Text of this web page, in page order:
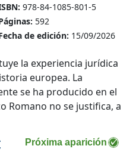
978-84-1085-801-5
592
de edición: 15/09/2026
Próxima aparición
la experiencia jurídica
europea. La
se ha producido en el
Romano no se justifica, a